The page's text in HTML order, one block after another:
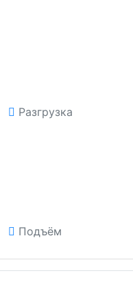
Разгрузка
Подъём